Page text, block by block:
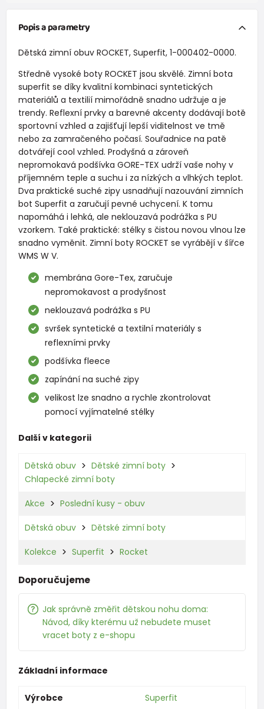
Popis a parametry
Dětská zimní obuv ROCKET, Superfit, 1-000402-0000.
Středně vysoké boty ROCKET jsou skvělé. Zimní bota
superfit se díky kvalitní kombinaci syntetických
materiálů a textilií mimořádně snadno udržuje a je
trendy. Reflexní prvky a barevné akcenty dodávají botě
sportovní vzhled a zajišťují lepší viditelnost ve tmě
nebo za zamračeného počasí. Souřadnice na patě
dotvářejí cool vzhled. Prodyšná a zároveň
nepromokavá podšívka GORE-TEX udrží vaše nohy v
příjemném teple a suchu i za nízkých a vlhkých teplot.
Dva praktické suché zipy usnadňují nazouvání zimních
bot Superfit a zaručují pevné uchycení. K tomu
napomáhá i lehká, ale neklouzavá podrážka s PU
vzorkem. Také praktické: stélky s čistou novou vlnou lze
snadno vyměnit. Zimní boty ROCKET se vyrábějí v šířce
WMS W V.
membrána Gore-Tex, zaručuje
nepromokavost a prodyšnost
neklouzavá podrážka s PU
svršek syntetické a textilní materiály s
reflexními prvky
podšívka fleece
zapínání na suché zipy
velikost lze snadno a rychle zkontrolovat
pomocí vyjímatelné stélky
Další v kategorii
Dětská obuv
Dětské zimní boty
Chlapecké zimní boty
Akce Poslední kusy - obuv
Dětská obuv Dětské zimní boty
Kolekce Superfit Rocket
Doporučujeme
Jak správně změřit dětskou nohu doma:
Návod, díky kterému už nebudete muset
vracet boty z e-shopu
Základní informace
Výrobce Superfit